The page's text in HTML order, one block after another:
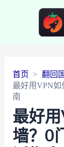
首页
翻回
最好用VPN如
南
最好
墙？0